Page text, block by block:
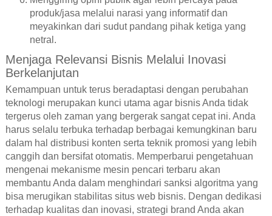
produk/jasa melalui narasi yang informatif dan
meyakinkan dari sudut pandang pihak ketiga yang
netral.
Menjaga Relevansi Bisnis Melalui Inovasi
Berkelanjutan
Kemampuan untuk terus beradaptasi dengan perubahan
teknologi merupakan kunci utama agar bisnis Anda tidak
tergerus oleh zaman yang bergerak sangat cepat ini. Anda
harus selalu terbuka terhadap berbagai kemungkinan baru
dalam hal distribusi konten serta teknik promosi yang lebih
canggih dan bersifat otomatis. Memperbarui pengetahuan
mengenai mekanisme mesin pencari terbaru akan
membantu Anda dalam menghindari sanksi algoritma yang
bisa merugikan stabilitas situs web bisnis. Dengan dedikasi
terhadap kualitas dan inovasi, strategi brand Anda akan